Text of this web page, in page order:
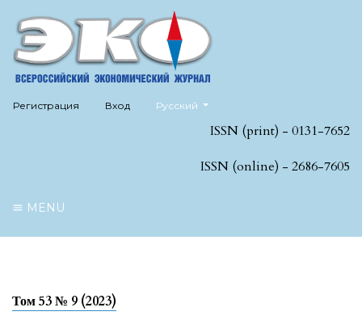
Регистрация Вход Русский
ISSN (print) - 0131-7652
ISSN (online) - 2686-7605
MENU
Том 53 № 9 (2023)